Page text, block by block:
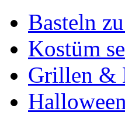
Basteln
Kostüm
Grillen &
Halloween